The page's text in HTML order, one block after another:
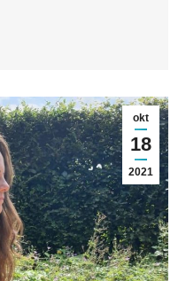
okt
18
2021